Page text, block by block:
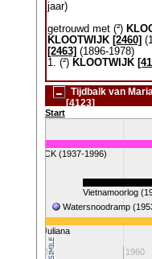
jaar)
getrouwd met (²)
KLOOTWIJK [2460]
[2463] (1896-1978)
1. (²) KLOOTWIJK
Tijdbalk van
[4123]
Start
1950 1960
Vietnamoorlog
Watersnoodramp
Koningin Juliana
de BOCK (1937-1996)